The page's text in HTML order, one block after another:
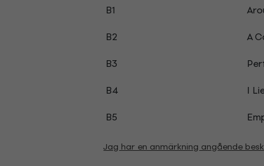
B1
B2
A
B3
B4
I
B5
Jag har en anmärkning angående